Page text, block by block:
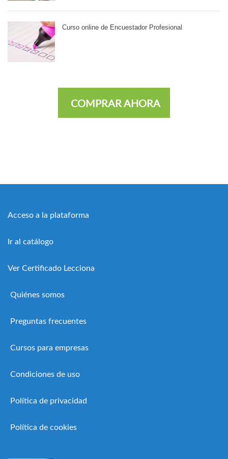
Curso online de Encuestador Profesional
COMPRAR AHORA
Acceso a la plataforma
Ir al catálogo
Ver Certificado Lecciona
Quiénes somos
Preguntas frecuentes
Cursos para empresas
Condiciones de uso
Política de privacidad
Política de cookies